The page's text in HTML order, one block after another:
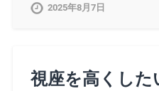
2025年8月7日
視座を高くした